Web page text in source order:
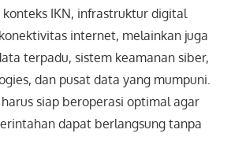
IKN, infrastruktur digital
internet, melainkan juga
terpadu, sistem keamanan siber,
dan pusat data yang mumpuni.
siap beroperasi optimal agar
dapat berlangsung tanpa